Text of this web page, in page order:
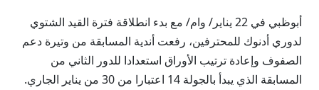
أبوظبي في 22 يناير/ وام/ مع بدء انطلاقة فترة القيد الشتوي
لدوري أدنوك للمحترفين، رفعت أندية المسابقة من وتيرة دعم
الصفوف وإعادة ترتيب الأوراق استعدادا للدور الثاني من
المسابقة الذي يبدأ بالجولة 14 اعتبارا من 30 من يناير الجاري.